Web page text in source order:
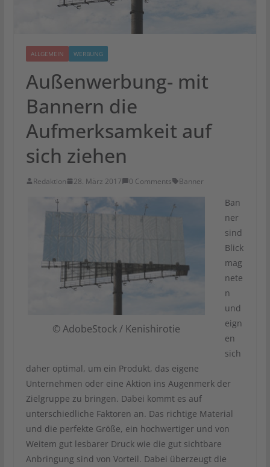
ALLGEMEIN WERBUNG
Außenwerbung- mit
Bannern die
Aufmerksamkeit auf
sich ziehen
Redaktion 28. März 2017 0 Comments Banner
© AdobeStock / Kenishirotie
Ban
ner
sind
Blick
mag
nete
n
und
eign
en
sich
daher optimal, um ein Produkt, das eigene
Unternehmen oder eine Aktion ins Augenmerk der
Zielgruppe zu bringen. Dabei kommt es auf
unterschiedliche Faktoren an. Das richtige Material
und die perfekte Größe, ein hochwertiger und von
Weitem gut lesbarer Druck wie die gut sichtbare
Anbringung sind von Vorteil. Dabei überzeugt die